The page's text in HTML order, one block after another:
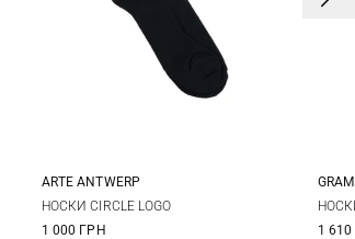
One size
ARTE ANTWERP
НОСКИ CIRCLE LOGO
1 000 ГРН
1